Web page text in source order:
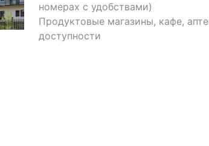
номерах с удобствами)
Продуктовые магазины, кафе,
доступности